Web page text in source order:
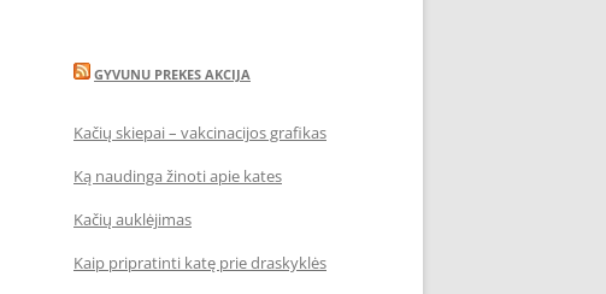
GYVUNU PREKES AKCIJA
Kačių skiepai – vakcinacijos grafikas
Ką naudinga žinoti apie kates
Kačių auklėjimas
Kaip pripratinti katę prie draskyklės